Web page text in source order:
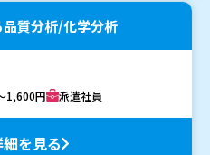
質分析/化学分析
1,600円 派遣社員
を見る